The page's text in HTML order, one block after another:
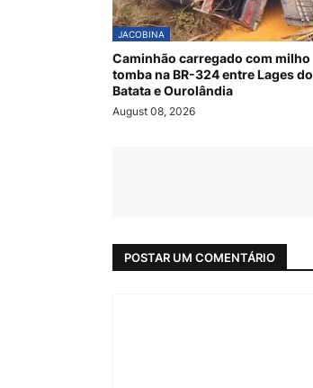
JACOBINA
Caminhão carregado com milho
tomba na BR-324 entre Lages do
Batata e Ourolândia
August 08, 2026
POSTAR UM COMENTÁRIO